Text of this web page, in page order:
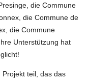
die Commune
die Commune de
die Commune
Unterstützung hat
teil, das das